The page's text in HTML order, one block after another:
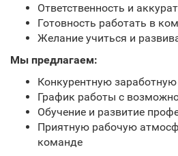
Ответственность и
Готовность работать в
Желание учиться и
Мы предлагаем:
Конкурентную заработную
График работы с
Обучение и развитие
Приятную рабочую
команде